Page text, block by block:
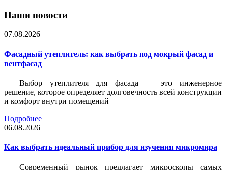
Наши новости
07.08.2026
Фасадный утеплитель: как выбрать под мокрый фасад и
вентфасад
Выбор утеплителя для фасада — это инженерное
решение, которое определяет долговечность всей конструкции
и комфорт внутри помещений
Подробнее
06.08.2026
Как выбрать идеальный прибор для изучения микромира
Современный рынок предлагает микроскопы самых